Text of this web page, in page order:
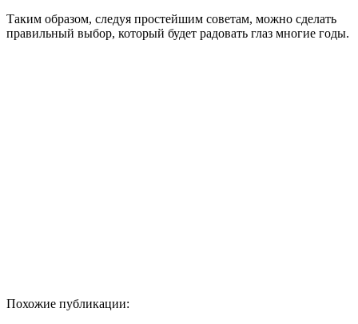
Таким образом, следуя простейшим советам, можно сделать
правильный выбор, который будет радовать глаз многие годы.
Похожие публикации: